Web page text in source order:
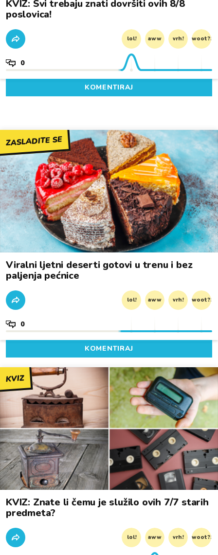
KVIZ: Svi trebaju znati dovršiti ovih 8/8
poslovica!
lol! aww vrh! woot?!
0
KOMENTIRAJ
ZASLADITE SE
Viralni ljetni deserti gotovi u trenu i bez
paljenja pećnice
lol! aww vrh! woot?!
0
KOMENTIRAJ
KVIZ
KVIZ: Znate li čemu je služilo ovih 7/7 starih
predmeta?
lol! aww vrh! woot?!